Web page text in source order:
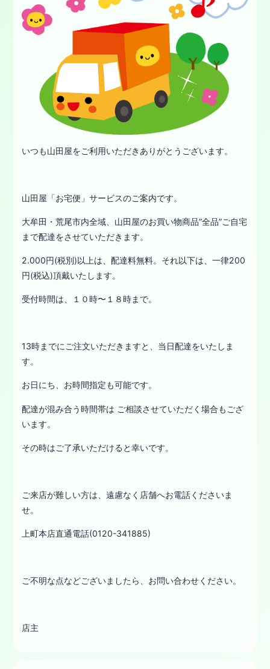
いつも山田屋をご利用いただきありがとうございます。
山田屋「お宅便」サービスのご案内です。
大牟田・荒尾市内全域、山田屋のお買い物商品”全品”ご自宅
まで配達をさせていただきます。
2.000円(税別)以上は、配達料無料。それ以下は、一律200
円(税込)頂戴いたします。
受付時間は、１０時〜１８時まで。
13時までにご注文いただきますと、当日配達をいたしま
す。
お日にち、お時間指定も可能です。
配達が混み合う時間帯は ご相談させていただく場合もござ
います。
その時はご了承いただけると幸いです。
ご来店が難しい方は、遠慮なく店舗へお電話くださいま
せ。
上町本店直通電話(0120-341885)
ご不明な点などございましたら、お問い合わせください。
店主